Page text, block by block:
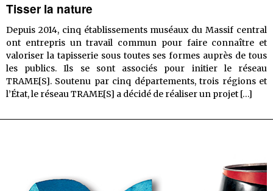
Tisser la nature
Depuis 2014, cinq établissements muséaux du Massif central
ont entrepris un travail commun pour faire connaître et
valoriser la tapisserie sous toutes ses formes auprès de tous
les publics. Ils se sont associés pour initier le réseau
TRAME[S]. Soutenu par cinq départements, trois régions et
l’État, le réseau TRAME[S] a décidé de réaliser un projet […]